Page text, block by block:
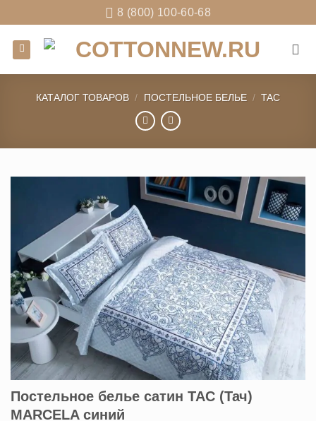
to
content
8 (800) 100-60-68
КАТАЛОГ ТОВАРОВ / ПОСТЕЛЬНОЕ БЕЛЬЕ / TAC
Постельное белье сатин TAC (Тач)
MARCELA синий